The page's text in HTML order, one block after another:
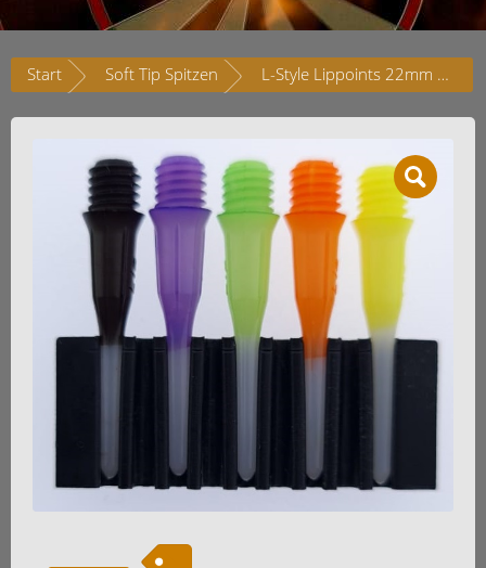
Start Soft Tip Spitzen L-Style Lippoints 22mm 30er zwei Farbig Short